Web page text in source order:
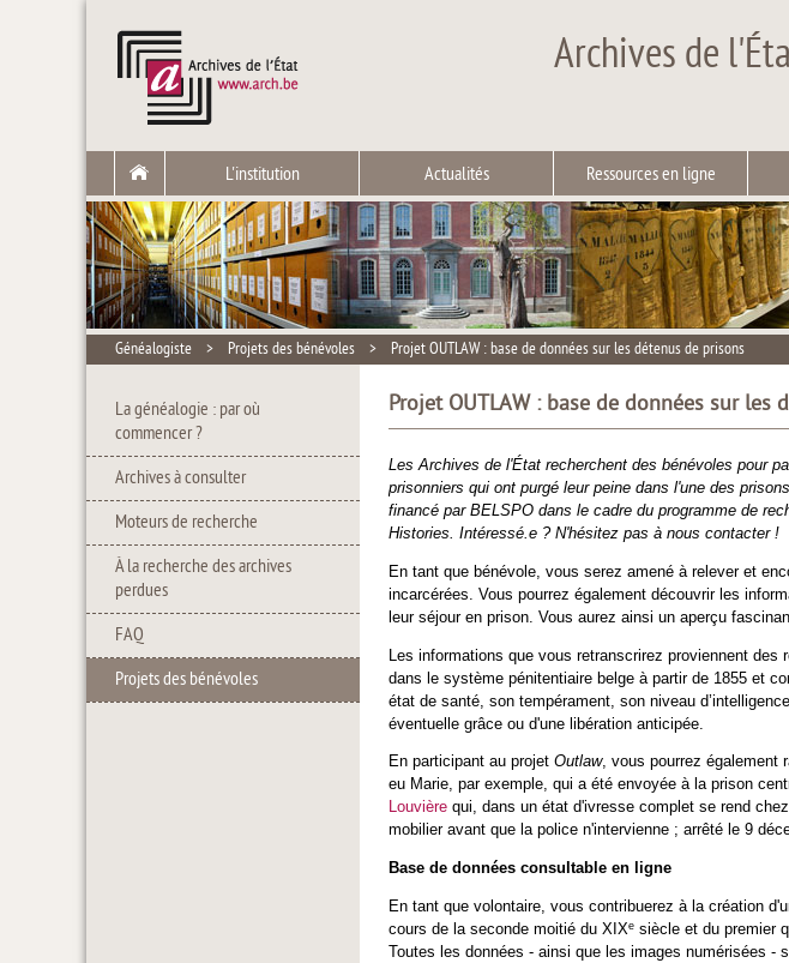
Archives de
L'institution Actualités Ressources en ligne
Généalogiste > Projets des bénévoles > Projet OUTLAW : base de données sur les détenus de prisons
La généalogie : par où
commencer ?
Archives à consulter
Moteurs de recherche
À la recherche des archives
perdues
FAQ
Projets des bénévoles
Projet OUTLAW : base de données sur les
Les Archives de l'État recherchent des bénévoles pour
prisonniers qui ont purgé leur peine dans l'une des
financé par BELSPO dans le cadre du programme de
Histories. Intéressé.e ? N'hésitez pas à nous contacter !
En tant que bénévole, vous serez amené à relever et
incarcérées. Vous pourrez également découvrir les
leur séjour en prison. Vous aurez ainsi un aperçu
Les informations que vous retranscrirez proviennent
dans le système pénitentiaire belge à partir de 1855 et
état de santé, son tempérament, son niveau
éventuelle grâce ou d'une libération anticipée.
En participant au projet Outlaw, vous pourrez également
eu Marie, par exemple, qui a été envoyée à la prison
Louvière qui, dans un état d'ivresse complet se rend
mobilier avant que la police n'intervienne ; arrêté le 9
Base de données consultable en ligne
En tant que volontaire, vous contribuerez à la création
cours de la seconde moitié du XIXe siècle et du premier
Toutes les données - ainsi que les images numérisées -